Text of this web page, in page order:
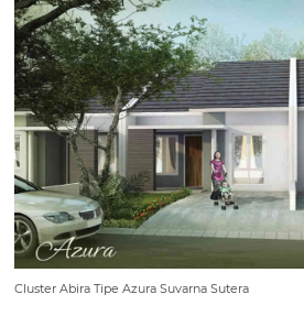
Cluster Abira Tipe Azura Suvarna Sutera